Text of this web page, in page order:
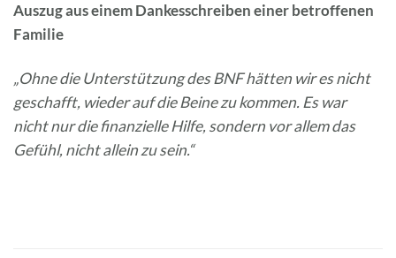
Auszug aus einem Dankesschreiben einer betroffenen
Familie
„Ohne die Unterstützung des BNF hätten wir es nicht
geschafft, wieder auf die Beine zu kommen. Es war
nicht nur die finanzielle Hilfe, sondern vor allem das
Gefühl, nicht allein zu sein.“